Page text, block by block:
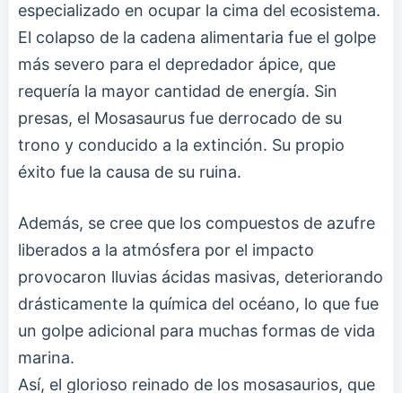
especializado en ocupar la cima del ecosistema.
El colapso de la cadena alimentaria fue el golpe
más severo para el depredador ápice, que
requería la mayor cantidad de energía. Sin
presas, el Mosasaurus fue derrocado de su
trono y conducido a la extinción. Su propio
éxito fue la causa de su ruina.
Además, se cree que los compuestos de azufre
liberados a la atmósfera por el impacto
provocaron lluvias ácidas masivas, deteriorando
drásticamente la química del océano, lo que fue
un golpe adicional para muchas formas de vida
marina.
Así, el glorioso reinado de los mosasaurios, que